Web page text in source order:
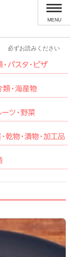
MENU
必ずお読みください